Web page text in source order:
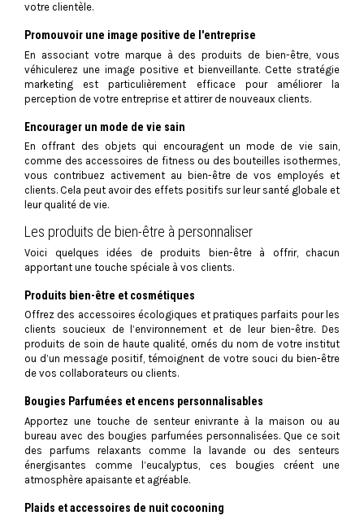
votre clientèle.
Promouvoir une image positive de l'entreprise
En associant votre marque à des produits de bien-être, vous
véhiculerez une image positive et bienveillante. Cette stratégie
marketing est particulièrement efficace pour améliorer la
perception de votre entreprise et attirer de nouveaux clients.
Encourager un mode de vie sain
En offrant des objets qui encouragent un mode de vie sain,
comme des accessoires de fitness ou des bouteilles isothermes,
vous contribuez activement au bien-être de vos employés et
clients. Cela peut avoir des effets positifs sur leur santé globale et
leur qualité de vie.
Les produits de bien-être à personnaliser
Voici quelques idées de produits bien-être à offrir, chacun
apportant une touche spéciale à vos clients.
Produits bien-être et cosmétiques
Offrez des accessoires écologiques et pratiques parfaits pour les
clients soucieux de l’environnement et de leur bien-être. Des
produits de soin de haute qualité, ornés du nom de votre institut
ou d’un message positif, témoignent de votre souci du bien-être
de vos collaborateurs ou clients.
Bougies Parfumées et encens personnalisables
Apportez une touche de senteur enivrante à la maison ou au
bureau avec des bougies parfumées personnalisées. Que ce soit
des parfums relaxants comme la lavande ou des senteurs
énergisantes comme l’eucalyptus, ces bougies créent une
atmosphère apaisante et agréable.
Plaids et accessoires de nuit cocooning